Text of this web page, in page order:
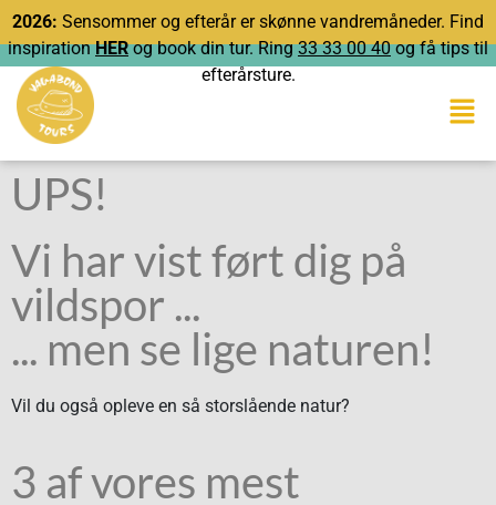
2026: Sensommer og efterår er skønne vandremåneder. Find
inspiration HERog book din tur. Ring33 33 00 40 og få tips til
efterårsture.
UPS!
Vi har vist ført dig på
vildspor ...
... men se lige naturen!
Vil du også opleve en så storslående natur?
3 af vores mest